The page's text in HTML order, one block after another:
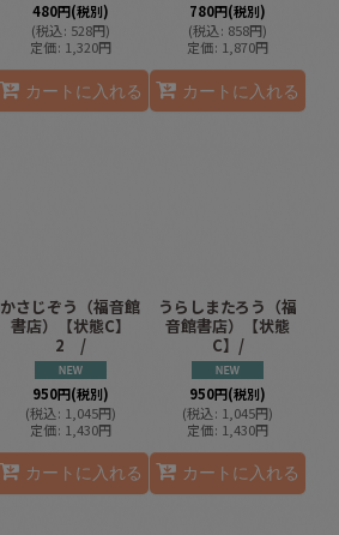
480円(税別)
(税込: 528円)
定価: 1,320円
カートに入れる
780円(税別)
(税込: 858円)
定価: 1,870円
カートに入れる
かさじぞう（福音館
書店）【状態C】
2 /
950円(税別)
(税込: 1,045円)
定価: 1,430円
カートに入れる
うらしまたろう（福
音館書店）【状態
C】/
950円(税別)
(税込: 1,045円)
定価: 1,430円
カートに入れる